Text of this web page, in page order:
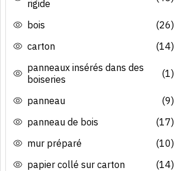
rigide
bois
(26)
carton
(14)
panneaux insérés dans des
boiseries
(1)
panneau
(9)
panneau de bois
(17)
mur préparé
(10)
papier collé sur carton
(14)